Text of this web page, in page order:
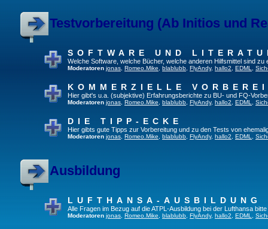
Testvorbereitung (Ab Initios und
SOFTWARE UND
Welche Software, welche Bücher, welche anderen Hilfsmittel sind zu
Moderatoren jonas Romeo.Mike blablubb FlyAndy, hallo2 EDML
KOMMERZIELLE
Hier gibt's u.a. (subjektive) Erfahrungsberichte zu BU- und FQ-
Moderatoren jonas Romeo.Mike blablubb FlyAndy, hallo2 EDML
DIE TIPP-ECKE
Hier gibts gute Tipps zur Vorbereitung und zu den Tests von
Moderatoren jonas Romeo.Mike blablubb FlyAndy, hallo2 EDML
Ausbildung
LUFTHANSA-AUSBILDUNG
Alle Fragen im Bezug auf die ATPL-Ausbildung bei der Lufthansa
Moderatoren jonas Romeo.Mike blablubb FlyAndy, hallo2 EDML